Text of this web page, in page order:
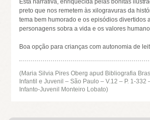
preto que nos remetem às xilogravuras da
tema bem humorado e os episódios divertidos
personagens sobra a vida e os valores
Boa opção para crianças com autonomia de
(Maria Silvia Pires Oberg apud Bibliografia
Infantil e Juvenil – São Paulo – V.12 – P. 1-332
Infanto-Juvenil Monteiro Lobato)